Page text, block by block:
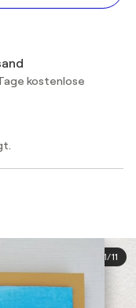
kostenlose
1/11